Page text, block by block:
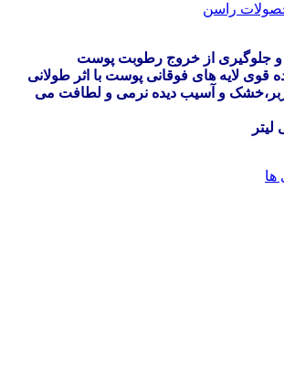
راسن
و جلوگیری از خروج رطوبت پوست
قوی لایه های فوقانی پوست با اثر طولانی
زبر،خشک و آسیب دیده نرمی و لطافت می
ها